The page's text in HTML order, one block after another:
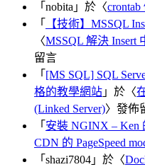
「 nobita 」於〈
「
【技術】MSSQL
〈MSSQL 解決 Insert
留言
「 [MS SQL] SQL
格的教學網站 」於〈
(Linked Server)〉發佈
「 安裝 NGINX – Ken
CDN 的 PageSpeed
「 shazi7804 」於〈